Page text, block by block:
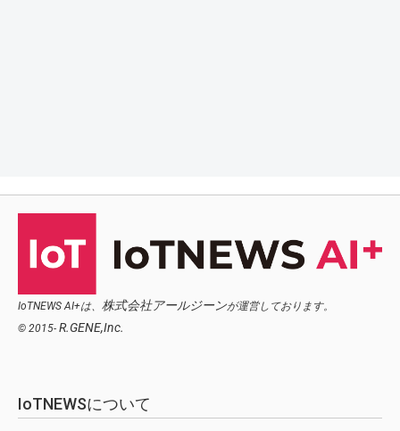
IoTNEWS AI+は、 株式会社アールジーンが運営しております。
© 2015- R.GENE,Inc.
IoTNEWSについて